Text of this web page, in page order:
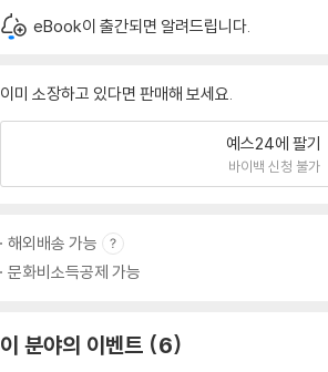
eBook이 출간되면 알려드립니다.
이미 소장하고 있다면 판매해 보세요.
예스24에 팔기
바이백 신청 불가
해외배송 가능
문화비소득공제 가능
이 분야의 이벤트 6